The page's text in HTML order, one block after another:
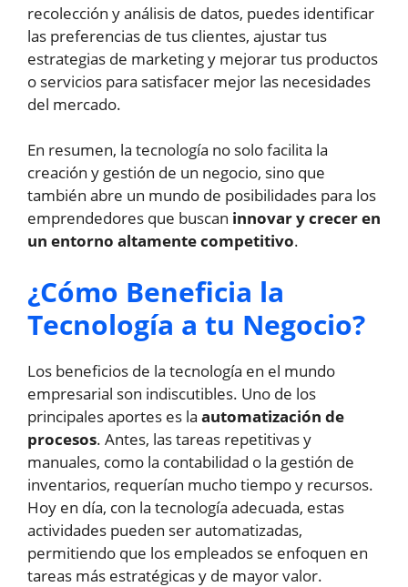
recolección y análisis de datos, puedes identificar
las preferencias de tus clientes, ajustar tus
estrategias de marketing y mejorar tus productos
o servicios para satisfacer mejor las necesidades
del mercado.
En resumen, la tecnología no solo facilita la
creación y gestión de un negocio, sino que
también abre un mundo de posibilidades para los
emprendedores que buscan innovar y crecer en
un entorno altamente competitivo.
¿Cómo Beneficia la
Tecnología a tu Negocio?
Los beneficios de la tecnología en el mundo
empresarial son indiscutibles. Uno de los
principales aportes es la automatización de
procesos. Antes, las tareas repetitivas y
manuales, como la contabilidad o la gestión de
inventarios, requerían mucho tiempo y recursos.
Hoy en día, con la tecnología adecuada, estas
actividades pueden ser automatizadas,
permitiendo que los empleados se enfoquen en
tareas más estratégicas y de mayor valor.